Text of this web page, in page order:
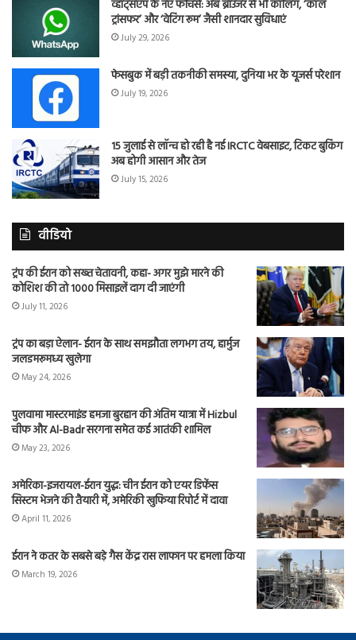
व्हाट्सएप के नए फीचर्स: अब ब्राउजर से भी कॉलिंग, ‘कॉल
ट्रांसफर’ और ‘वेटिंग रूम’ जैसी शानदार सुविधाएं
July 29, 2026
फेसबुक में बड़ी तकनीकी समस्या, दुनिया भर के यूजर्स परेशान
July 19, 2026
15 जुलाई से लॉन्च हो रही है नई IRCTC वेबसाइट, टिकट बुकिंग
अब होगी आसान और तेज
July 15, 2026
वीडियो
ट्रंप की ईरान को सख्त चेतावनी, कहा- अगर मुझे मारने की
कोशिश की तो 1000 मिसाइलें दाग दी जाएंगी
July 11, 2026
ट्रंप का बड़ा ऐलान- ईरान के साथ समझौता लगभग तय, हार्मुज
जलडमरूमध्य खुलेगा
May 24, 2026
पुलवामा मास्टरमाइंड हमजा बुरहान की अंतिम यात्रा में Hizbul
चीफ और Al-Badr सरगना समेत कई आतंकी शामिल
May 23, 2026
अमेरिका-इजरायल-ईरान युद्ध: चीन ईरान को एयर डिफेंस
सिस्टम भेजने की तैयारी में, अमेरिकी खुफिया रिपोर्ट में दावा
April 11, 2026
ईरान ने कतर के सबसे बड़े गैस केंद्र रास लाफान पर हमला किया
March 19, 2026